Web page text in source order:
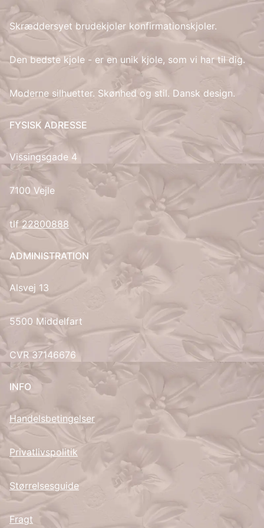
IT
LV
LT
RU
ES
Skræddersyet brudekjoler konfirmationskjoler.
Den bedste kjole - er en unik kjole, som vi har til dig.
Moderne silhuetter. Skønhed og stil. Dansk design.
FYSISK ADRESSE
Vissingsgade 4
7100 Vejle
tlf22800888
ADMINISTRATION
Alsvej 13
5500 Middelfart
CVR 37146676
INFO
Handelsbetingelser
Privatlivspolitik
Størrelsesguide
Fragt